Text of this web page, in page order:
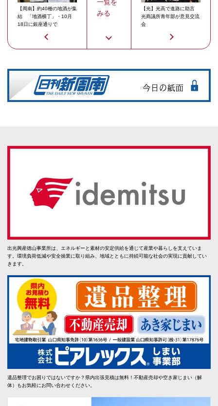
【周南】約40種の地酒が集
結 「地酒横丁」・10月
18日に銀座通りで
一覧を
みる
【光】光高で進路に助言
光商議所青年部が意見交流
会
出光興産徳山事業所は、エネルギーと素材の安定供給を通じて産業や暮らしを支えていま
す。環境負荷低減や安全操業に取り組み、地域とともに持続可能な社会の実現に貢献してい
きます。
遺品整理でお困りではないですか？県内出張見積は無料！不動産売却や空き家じまい（解
体）もお気軽にお問い合わせください。